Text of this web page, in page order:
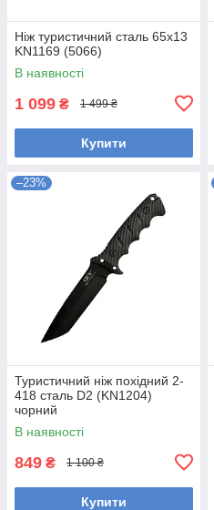
Ніж туристичний сталь 65х13
KN1169 (5066)
В наявності
1 099 ₴ 1 499 ₴
Купити
–23%
Туристичний ніж похідний 2-
418 сталь D2 (KN1204)
чорний
В наявності
849 ₴ 1 100 ₴
Купити